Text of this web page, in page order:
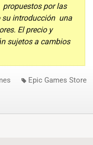
por las
su introducción una
El precio y
sujetos a cambios
Epic Games Store